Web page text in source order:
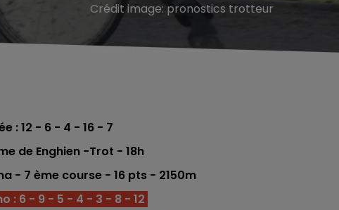
Crédit image: pronostics trotteur
: 12 - 6 - 4 - 16 - 7
de Enghien -Trot - 18h
- 7 ème course - 16 pts - 2150m
: 6 - 9 - 5 - 4 - 3 - 8 - 12